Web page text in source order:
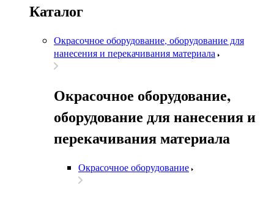
Каталог
Окрасочное оборудование, оборудование для
нанесения и перекачивания материала
Окрасочное оборудование,
оборудование для нанесения и
перекачивания материала
Окрасочное оборудование